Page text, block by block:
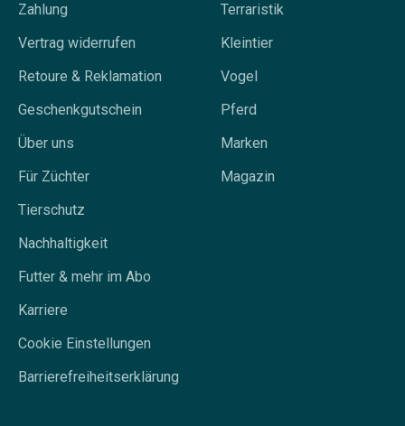
Zahlung
Vertrag widerrufen
Retoure & Reklamation
Geschenkgutschein
Über uns
Für Züchter
Tierschutz
Nachhaltigkeit
Futter & mehr im Abo
Karriere
Cookie Einstellungen
Barrierefreiheitserklärung
Terraristik
Kleintier
Vogel
Pferd
Marken
Magazin